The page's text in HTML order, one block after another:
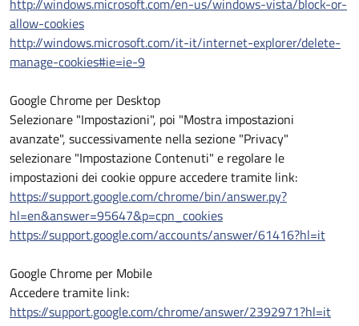
http://windows.microsoft.com/en-us/windows-vista/block-or-
allow-cookies
http://windows.microsoft.com/it-it/internet-explorer/delete-
manage-cookies#ie=ie-9
Google Chrome per Desktop
Selezionare "Impostazioni", poi "Mostra impostazioni
avanzate", successivamente nella sezione "Privacy"
selezionare "Impostazione Contenuti" e regolare le
impostazioni dei cookie oppure accedere tramite link:
https://support.google.com/chrome/bin/answer.py?
hl=en&answer=95647&p=cpn_cookies
https://support.google.com/accounts/answer/61416?hl=it
Google Chrome per Mobile
Accedere tramite link:
https://support.google.com/chrome/answer/2392971?hl=it